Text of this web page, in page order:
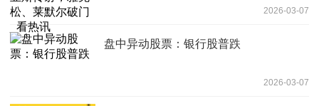
2026-03-07
盘中异动股票：银行股普跌
2026-03-07